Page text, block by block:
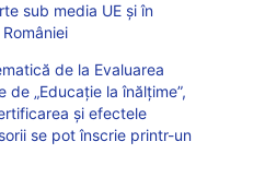
sub media UE și în
de la Evaluarea
„Educație la înălțime”,
și efectele
se pot înscrie printr-un